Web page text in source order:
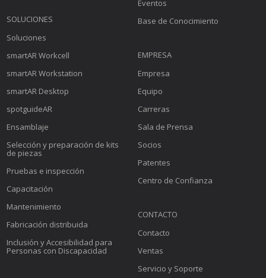
SOLUCIONES
Soluciones
smartAR Workcell
smartAR Workstation
smartAR Desktop
spotguideAR
Ensamblaje
Selección y preparación de kits
de piezas
Pruebas e inspección
Capacitación
Mantenimiento
Fabricación distribuida
Inclusión y Accesibilidad para
Personas con Discapacidad
Eventos
Base de Conocimiento
EMPRESA
Empresa
Equipo
Carreras
Sala de Prensa
Socios
Patentes
Centro de Confianza
CONTACTO
Contacto
Ventas
Servicio y Soporte